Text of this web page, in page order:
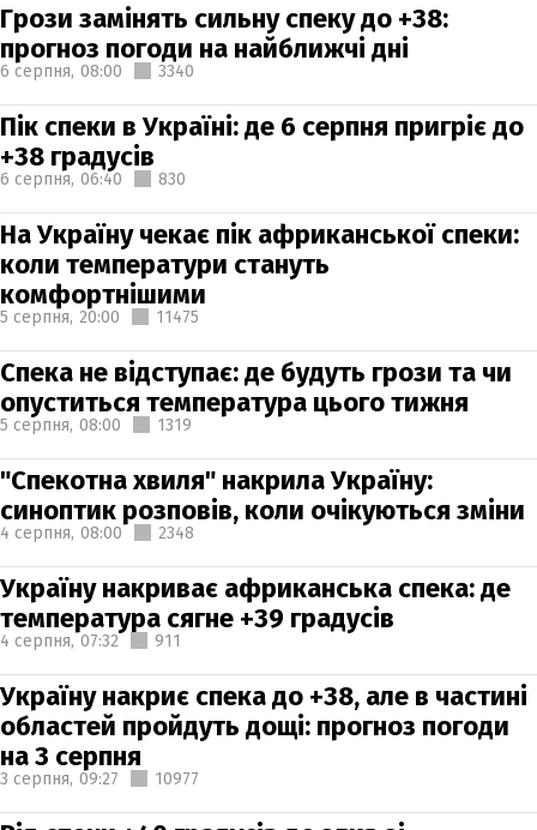
Грози замінять сильну спеку до +38:
прогноз погоди на найближчі дні
6 серпня, 08:00 3340
Пік спеки в Україні: де 6 серпня пригріє до
+38 градусів
6 серпня, 06:40 830
На Україну чекає пік африканської спеки:
коли температури стануть
комфортнішими
5 серпня, 20:00 11475
Спека не відступає: де будуть грози та чи
опуститься температура цього тижня
5 серпня, 08:00 1319
"Спекотна хвиля" накрила Україну:
синоптик розповів, коли очікуються зміни
4 серпня, 08:00 2348
Україну накриває африканська спека: де
температура сягне +39 градусів
4 серпня, 07:32 911
Україну накриє спека до +38, але в частині
областей пройдуть дощі: прогноз погоди
на 3 серпня
3 серпня, 09:27 10977